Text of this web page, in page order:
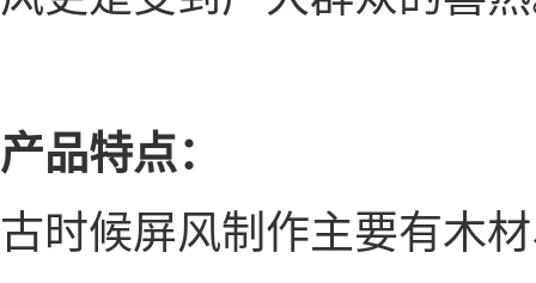
产品特点：
古时候屏风制作主要有木